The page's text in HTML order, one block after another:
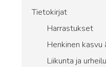
Tietokirjat
Harrastukset
Henkinen
Liikunta ja urheilu